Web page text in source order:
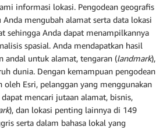
informasi lokasi. Pengodean geografis
mengubah alamat serta data lokasi
sehingga Anda dapat menampilkannya
spasial. Anda mendapatkan hasil
andal untuk alamat, tengaran (landmark),
dunia. Dengan kemampuan pengodean
oleh Esri, pelanggan yang menggunakan
mencari jutaan alamat, bisnis,
), dan lokasi penting lainnya di 149
serta dalam bahasa lokal yang